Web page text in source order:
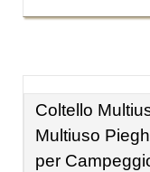
Coltello
Multiuso
per